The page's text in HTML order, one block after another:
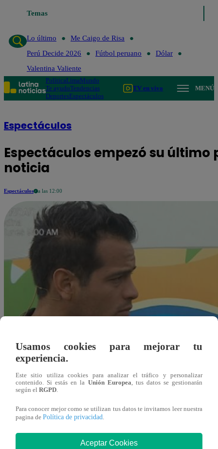
Temas
Me Caigo de Risa
Lo último
Me Caigo de Risa
Perú Decide 2026
Fútbol peruano
Dólar
Valentina Valiente
PolíticaLimaMundo
Te ayudoTendencias
DeportesEspectáculos
TV en vivo MENÚ
Espectáculos
Espectáculos empezó su
noticia
Espectáculos a las 12:00
02 de marzo 2018
Usamos cookies para mejorar tu
experiencia.
Este sitio utiliza cookies para analizar el tráfico y personalizar
contenido. Si estás en la Unión Europea , tus datos se gestionarán
según el RGPD
Para conocer mejor como se utilizan tus datos te invitamos leer nuestra
pagina de Política de privacidad
Aceptar Cookies